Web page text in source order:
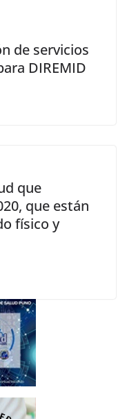
de servicios
DIREMID
que
que están
físico y